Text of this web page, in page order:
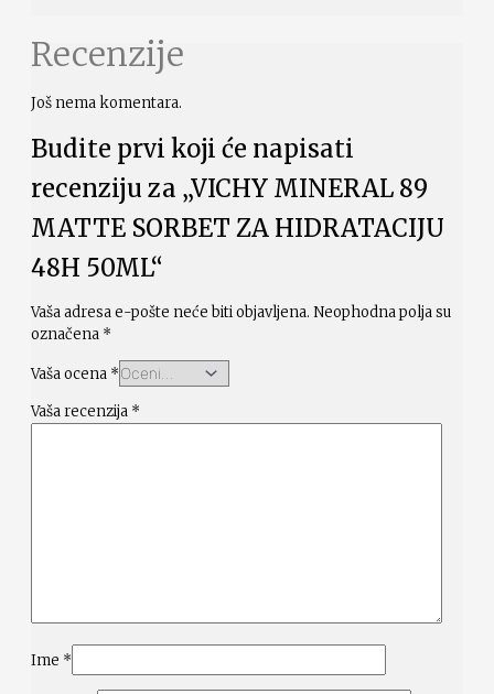
Recenzije
Još nema komentara.
Budite prvi koji će napisati
recenziju za „VICHY MINERAL 89
MATTE SORBET ZA HIDRATACIJU
48H 50ML“
Vaša adresa e-pošte neće biti objavljena. Neophodna polja su
označena *
Vaša ocena *
Vaša recenzija *
Ime *